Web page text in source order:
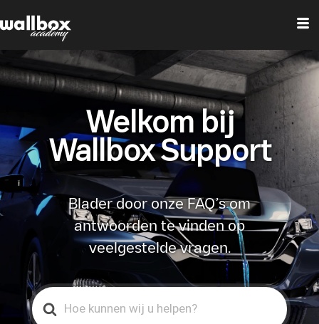
Welkom bij
Wallbox Support
Blader door onze FAQ’s om
antwoorden te vinden op
veelgestelde vragen.
Search
For